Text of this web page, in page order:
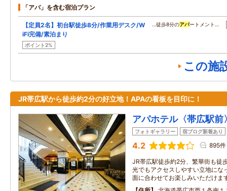
「アパ」を含む宿泊プラン
【定員2名】初台駅徒歩8分/作業用デスク/W
iFi完備/素泊まり
ポイント2%
…徒歩8分のアパートメント…
この施
JR帯広駅から徒歩約2分の好立地！APAの看板を目印に！
アパホテル〈帯広駅前
フォトギャラリー 宿ブログ新着あり
4.2 895件
JR帯広駅徒歩約2分、繁華街も徒
光でもアクセスしやすい立地にな
面に合わせてお楽しみいただけま